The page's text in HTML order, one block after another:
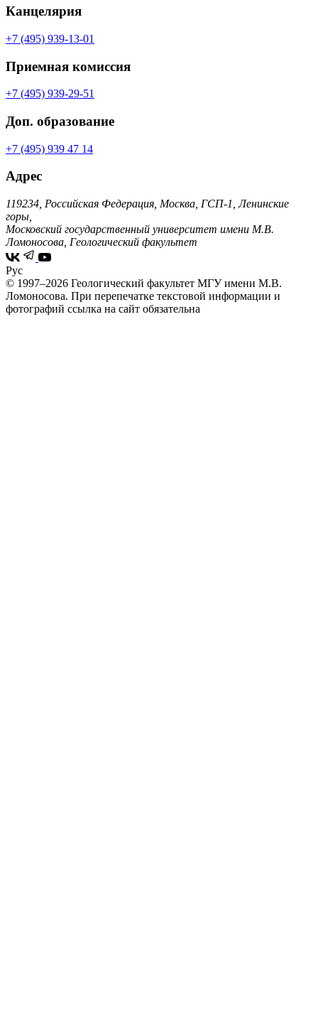
Канцелярия
+7 (495) 939-13-01
Приемная комиссия
+7 (495) 939-29-51
Доп. образование
+7 (495) 939 47 14
Адрес
119234, Российская Федерация, Москва, ГСП-1, Ленинские
горы,
Московский государственный университет имени М.В.
Ломоносова, Геологический факультет
Рус
© 1997–2026 Геологический факультет МГУ имени М.В.
Ломоносова. При перепечатке текстовой информации и
фотографий ссылка на сайт обязательна